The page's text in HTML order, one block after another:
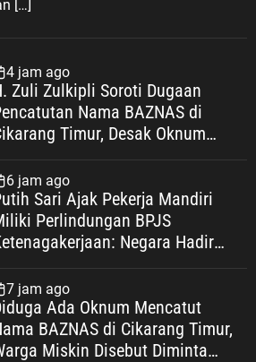
[…]
4 jam ago
Zuli Zulkipli Soroti Dugaan
Nama BAZNAS di
Timur, Desak Oknum
6 jam ago
Sari Ajak Pekerja Mandiri
Perlindungan BPJS
Negara Hadir
7 jam ago
Ada Oknum Mencatut
BAZNAS di Cikarang Timur,
Miskin Disebut Diminta